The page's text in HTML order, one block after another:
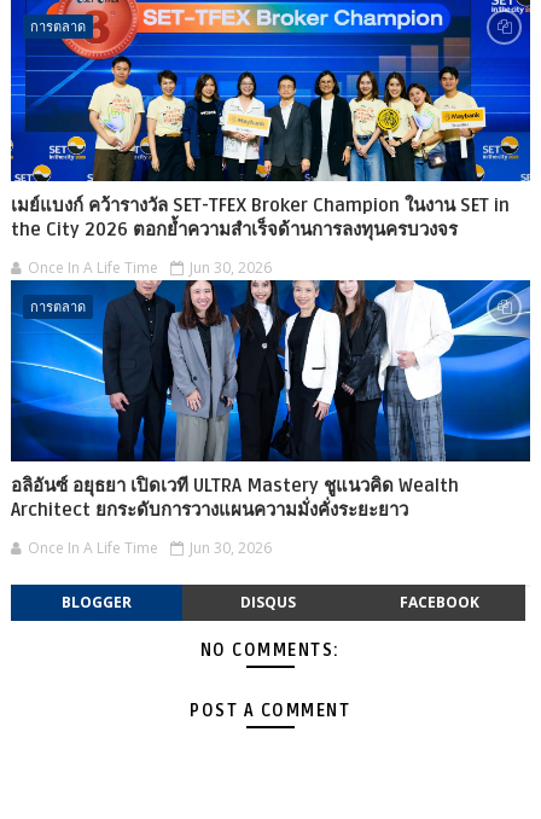
การตลาด
เมย์แบงก์ คว้ารางวัล SET-TFEX Broker Champion ในงาน SET in
the City 2026 ตอกย้ำความสำเร็จด้านการลงทุนครบวงจร
Once In A Life Time Jun 30, 2026
การตลาด
อลิอันซ์ อยุธยา เปิดเวที ULTRA Mastery ชูแนวคิด Wealth
Architect ยกระดับการวางแผนความมั่งคั่งระยะยาว
Once In A Life Time Jun 30, 2026
BLOGGER DISQUS FACEBOOK
NO COMMENTS:
POST A COMMENT